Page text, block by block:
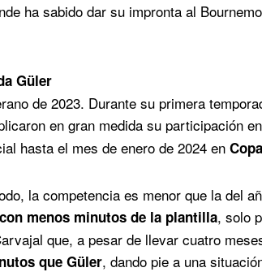
ha sabido dar su impronta al
Güler
de 2023. Durante su primera
en gran medida su participación
hasta el mes de enero de 2024 en
la competencia es menor que la del
menos minutos de la plantilla, solo
que, a pesar de llevar cuatro
que Güler, dando pie a una